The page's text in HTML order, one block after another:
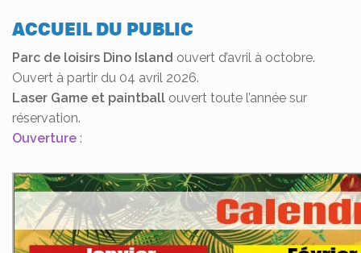
ACCUEIL DU PUBLIC
Parc de loisirs Dino Island ouvert d’avril à octobre.
Ouvert à partir du 04 avril 2026.
Laser Game et paintball ouvert toute l’année sur
réservation.
Ouverture :